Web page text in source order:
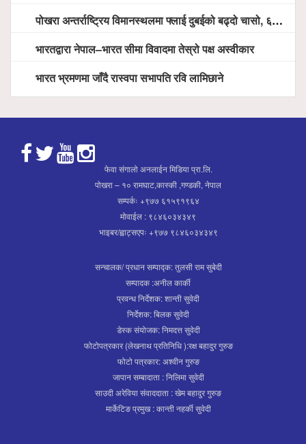
पोखरा अन्तर्राष्ट्रिय विमानस्थलमा फ्लाई दुबईको बढ्दो चासो, ६ घण्टा लामो प्राविधिक निरीक्षणपछि दैनिक उडानको ढोका खुल्दै
भारतद्वारा नेपाल–भारत सीमा विवादमा तेस्रो पक्ष अस्वीकार
भारत भ्रमणमा जाँदै रास्वपा सभापति रवि लामिछाने
फेवा संगालो अनलाईन मिडिया प्रा.लि.
पोखरा – १० रामघाट,कास्की ,गण्डकी, नेपाल
सम्पर्कः +९७७ ६१५९१९६४
मोवाईल : ९८४६०३४३४९
भाइबर/ह्वाट्सएपः +९७७ ९८४६०३४३४९
सन्चालक/ प्रधान सम्पाद्क: तुलसी राम सुबेदी
सम्पादक :अनील कार्की
प्रवन्ध निर्देशक: शान्ती सुवेदी
निर्देशक: बिलक सुवेदी
डेस्क संयोजक: निमदत्त सुवेदी
फोटोपत्रकार (लेखनाथ प्रतिनिधि ):रक्ष बहादुर गुरुङ
फोटो पत्रकार: अश्वीन गुरुङ
जापान सम्बादाता : निलिमा सुवेदी
साउदी अरेविया संवाददाता : खेम बहादुर गुरुङ
मार्केटिङ प्रमुख : कान्ती नहर्की सुवेदी